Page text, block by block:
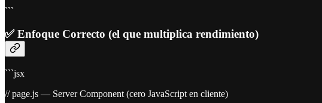
```
✅ Enfoque Correcto (el que multiplica rendimiento)
```jsx
// page.js — Server Component (cero JavaScript en cliente)